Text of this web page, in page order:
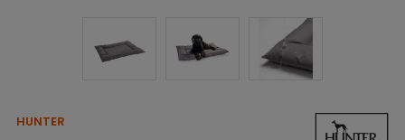
HUNTER